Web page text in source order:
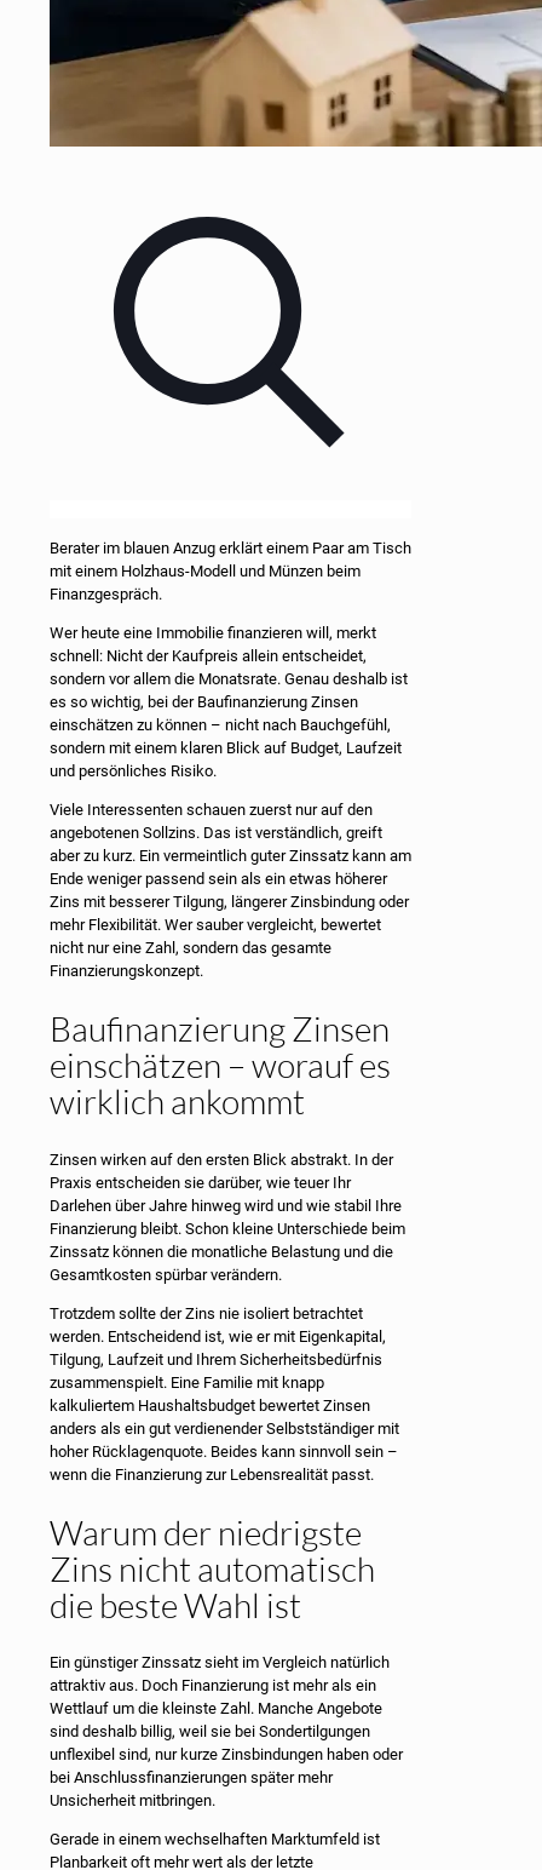
Berater im blauen Anzug erklärt einem Paar am Tisch
mit einem Holzhaus-Modell und Münzen beim
Finanzgespräch.
Wer heute eine Immobilie finanzieren will, merkt
schnell: Nicht der Kaufpreis allein entscheidet,
sondern vor allem die Monatsrate. Genau deshalb ist
es so wichtig, bei der Baufinanzierung Zinsen
einschätzen zu können – nicht nach Bauchgefühl,
sondern mit einem klaren Blick auf Budget, Laufzeit
und persönliches Risiko.
Viele Interessenten schauen zuerst nur auf den
angebotenen Sollzins. Das ist verständlich, greift
aber zu kurz. Ein vermeintlich guter Zinssatz kann am
Ende weniger passend sein als ein etwas höherer
Zins mit besserer Tilgung, längerer Zinsbindung oder
mehr Flexibilität. Wer sauber vergleicht, bewertet
nicht nur eine Zahl, sondern das gesamte
Finanzierungskonzept.
Baufinanzierung Zinsen
einschätzen – worauf es
wirklich ankommt
Zinsen wirken auf den ersten Blick abstrakt. In der
Praxis entscheiden sie darüber, wie teuer Ihr
Darlehen über Jahre hinweg wird und wie stabil Ihre
Finanzierung bleibt. Schon kleine Unterschiede beim
Zinssatz können die monatliche Belastung und die
Gesamtkosten spürbar verändern.
Trotzdem sollte der Zins nie isoliert betrachtet
werden. Entscheidend ist, wie er mit Eigenkapital,
Tilgung, Laufzeit und Ihrem Sicherheitsbedürfnis
zusammenspielt. Eine Familie mit knapp
kalkuliertem Haushaltsbudget bewertet Zinsen
anders als ein gut verdienender Selbstständiger mit
hoher Rücklagenquote. Beides kann sinnvoll sein –
wenn die Finanzierung zur Lebensrealität passt.
Warum der niedrigste
Zins nicht automatisch
die beste Wahl ist
Ein günstiger Zinssatz sieht im Vergleich natürlich
attraktiv aus. Doch Finanzierung ist mehr als ein
Wettlauf um die kleinste Zahl. Manche Angebote
sind deshalb billig, weil sie bei Sondertilgungen
unflexibel sind, nur kurze Zinsbindungen haben oder
bei Anschlussfinanzierungen später mehr
Unsicherheit mitbringen.
Gerade in einem wechselhaften Marktumfeld ist
Planbarkeit oft mehr wert als der letzte